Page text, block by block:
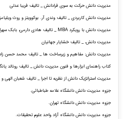
مدیریت دانش حرکت به سوی فرادانش _ تالیف فریبا عدلی
مدیریت دانش کاربردی _ تالیف وندی آر. بوکوویتز و روث
مدیریت دانش با رویکرد MBA _ تالیف هادی دارمی، بابک سهرابی و سمیه صنعتی،
مدیریت دانش، _ تالیف خشایار جهانیان
مدیریت دانش: مفاهیم و زیرساخت ها _ تالیف محمد حسن
کتاب راهنمای ابزارها و فنون مدیریت دانش _ تالیف رونالد
مدیریت استراتژیک دانش از نظریه تا اجرا _ تالیف شعبان الهی و
جزوه مدیریت دانش دانشگاه علامه طباطبائی.
جزوه مدیریت دانش دانشگاه تهران.
جزوه مدیریت دانش دانشگاه آزاد واحد علوم تحقیقات.